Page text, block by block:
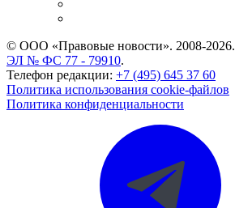
© ООО «Правовые новости». 2008-2026.
ЭЛ № ФС 77 - 79910.
Телефон редакции: +7 (495) 645 37 60
Политика использования cookie-файлов
Политика конфиденциальности